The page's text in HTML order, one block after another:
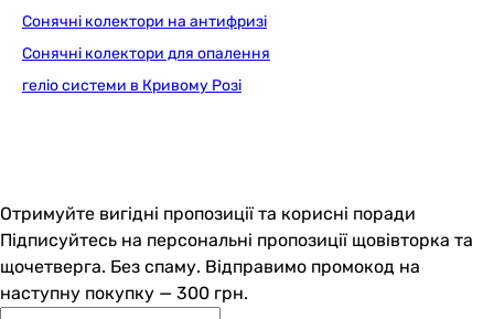
Сонячні колектори на антифризі
Сонячні колектори для опалення
геліо системи в Кривому Розі
Отримуйте вигідні пропозиції та корисні поради
Підписуйтесь на персональні пропозиції щовівторка та
щочетверга. Без спаму. Відправимо промокод на
наступну покупку — 300 грн.